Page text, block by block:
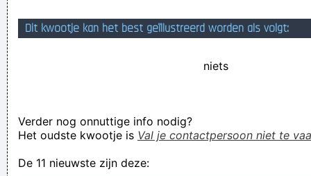
Vergis je niet tussen mijn persoonlijkheid en mijn houding;
with the raw guitarsound, I do the same with my
drummachine creating Techno!
Verknoei je tijd op een nuttige manier!
Dit kwootje kan het best geïllustreerd worden als volgt:
niets
Verder nog onnuttige info nodig?
Het oudste kwootje is Val je contactpersoon niet te
De 11 nieuwste zijn deze: